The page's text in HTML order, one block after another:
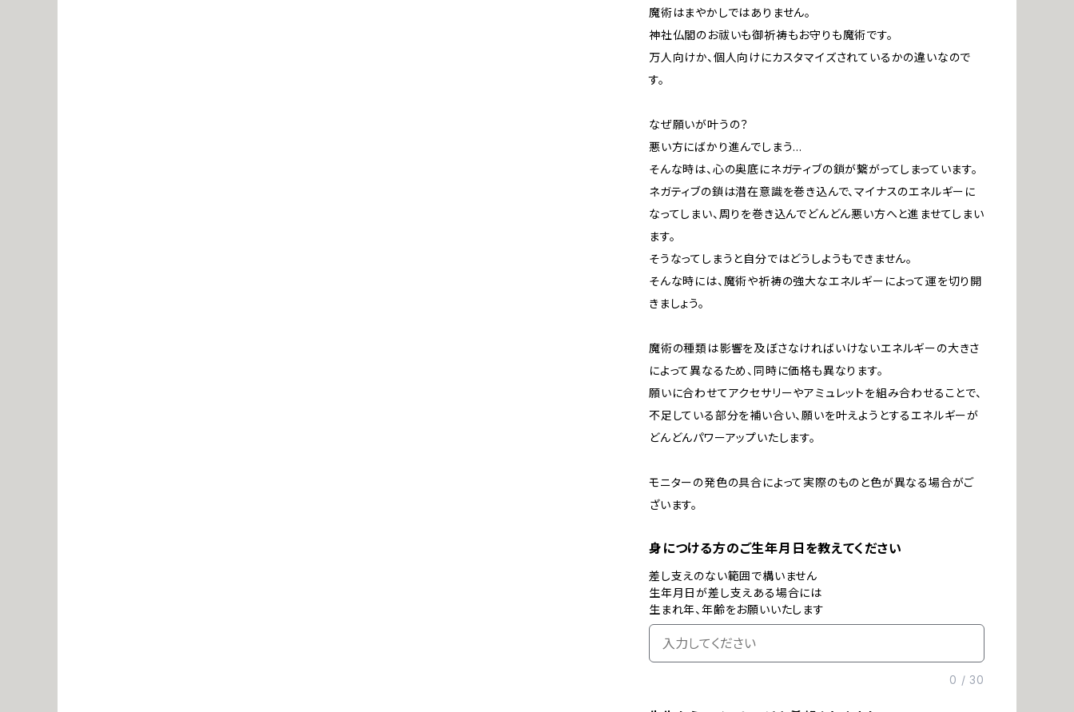
魔術はまやかしではありません。
神社仏閣のお祓いも御祈祷もお守りも魔術です。
万人向けか、個人向けにカスタマイズされているかの違いなので
す。
なぜ願いが叶うの？
悪い方にばかり進んでしまう…
そんな時は、心の奥底にネガティブの鎖が繋がってしまっています。
ネガティブの鎖は潜在意識を巻き込んで、マイナスのエネルギーに
なってしまい、周りを巻き込んでどんどん悪い方へと進ませてしまい
ます。
そうなってしまうと自分ではどうしようもできません。
そんな時には、魔術や祈祷の強大なエネルギーによって運を切り開
きましょう。
魔術の種類は影響を及ぼさなければいけないエネルギーの大きさ
によって異なるため、同時に価格も異なります。
願いに合わせてアクセサリーやアミュレットを組み合わせることで、
不足している部分を補い合い、願いを叶えようとするエネルギーが
どんどんパワーアップいたします。
モニターの発色の具合によって実際のものと色が異なる場合がご
ざいます。
身につける方のご生年月日を教えてください
差し支えのない範囲で構いません
生年月日が差し支えある場合には
生まれ年、年齢をお願いいたします
0 /30